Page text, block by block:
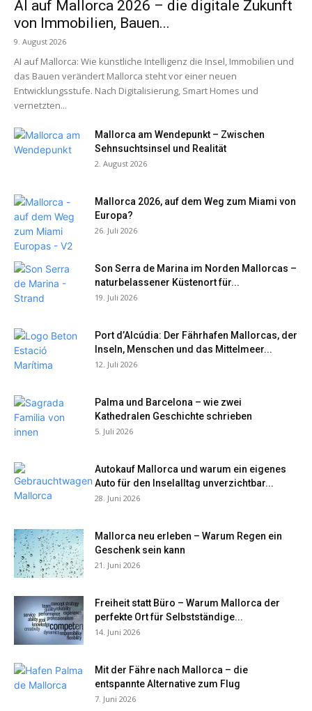
AI auf Mallorca 2026 – die digitale Zukunft
von Immobilien, Bauen...
9. August 2026
AI auf Mallorca: Wie künstliche Intelligenz die Insel, Immobilien und
das Bauen verändert Mallorca steht vor einer neuen
Entwicklungsstufe. Nach Digitalisierung, Smart Homes und
vernetzten...
Mallorca am Wendepunkt – Zwischen
Sehnsuchtsinsel und Realität
2. August 2026
Mallorca 2026, auf dem Weg zum Miami von
Europa?
26. Juli 2026
Son Serra de Marina im Norden Mallorcas –
naturbelassener Küstenort für...
19. Juli 2026
Port d’Alcúdia: Der Fährhafen Mallorcas, der
Inseln, Menschen und das Mittelmeer...
12. Juli 2026
Palma und Barcelona – wie zwei
Kathedralen Geschichte schrieben
5. Juli 2026
Autokauf Mallorca und warum ein eigenes
Auto für den Inselalltag unverzichtbar...
28. Juni 2026
Mallorca neu erleben – Warum Regen ein
Geschenk sein kann
21. Juni 2026
Freiheit statt Büro – Warum Mallorca der
perfekte Ort für Selbstständige...
14. Juni 2026
Mit der Fähre nach Mallorca – die
entspannte Alternative zum Flug
7. Juni 2026